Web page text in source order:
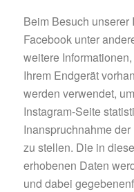
Beim Besuch unserer
Facebook unter
weitere
Ihrem Endgerät
werden verwendet,
Instagram-Seite
Inanspruchnahme
zu stellen. Die in
erhobenen Daten
und dabei